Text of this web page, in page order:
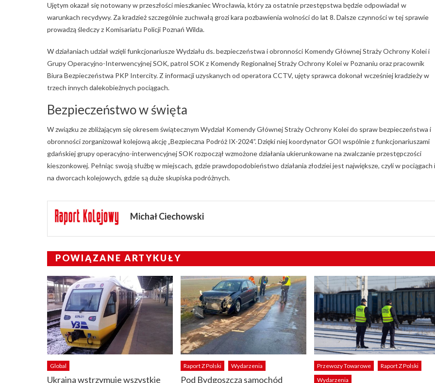
Ujętym okazał się notowany w przeszłości mieszkaniec Wrocławia, który za ostatnie przestępstwa będzie odpowiadał w
warunkach recydywy. Za kradzież szczególnie zuchwałą grozi kara pozbawienia wolności do lat 8. Dalsze czynności w tej sprawie
prowadzą śledczy z Komisariatu Policji Poznań Wilda.
W działaniach udział wzięli funkcjonariusze Wydziału ds. bezpieczeństwa i obronności Komendy Głównej Straży Ochrony Kolei i
Grupy Operacyjno-Interwencyjnej SOK, patrol SOK z Komendy Regionalnej Straży Ochrony Kolei w Poznaniu oraz pracownik
Biura Bezpieczeństwa PKP Intercity. Z informacji uzyskanych od operatora CCTV, ujęty sprawca dokonał wcześniej kradzieży w
trzech innych dalekobieżnych pociągach.
Bezpieczeństwo w święta
W związku ze zbliżającym się okresem świątecznym Wydział Komendy Głównej Straży Ochrony Kolei do spraw bezpieczeństwa i
obronności zorganizował kolejową akcję „Bezpieczna Podróż IX-2024”. Dzięki niej koordynator GOI wspólnie z funkcjonariuszami
gdańskiej grupy operacyjno-interwencyjnej SOK rozpoczął wzmożone działania ukierunkowane na zwalczanie przestępczości
kieszonkowej. Pełniąc swoją służbę w miejscach, gdzie prawdopodobieństwo działania złodziei jest największe, czyli w pociągach i
na dworcach kolejowych, gdzie są duże skupiska podróżnych.
Michał Ciechowski
POWIĄZANE ARTYKUŁY
Global
Ukraina wstrzymuje wszystkie
Raport Z Polski Wydarzenia
Pod Bydgoszczą samochód
Przewozy Towarowe
Raport Z Polski
Wydarzenia